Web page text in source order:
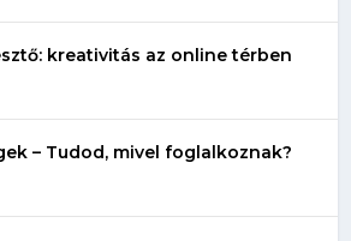
kreativitás az online térben
– Tudod, mivel foglalkoznak?